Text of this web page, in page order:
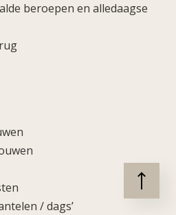
beroepen en alledaagse
/ dags’